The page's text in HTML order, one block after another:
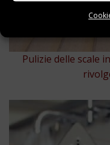
Pulizie delle scale